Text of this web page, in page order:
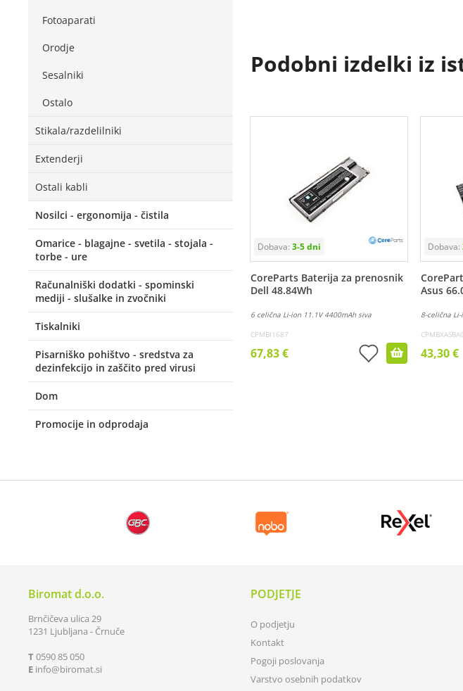
Fotoaparati
Orodje
Sesalniki
Ostalo
Stikala/razdelilniki
Extenderji
Ostali kabli
Nosilci - ergonomija - čistila
Omarice - blagajne - svetila - stojala -
torbe - ure
Računalniški dodatki - spominski
mediji - slušalke in zvočniki
Tiskalniki
Pisarniško pohištvo - sredstva za
dezinfekcijo in zaščito pred virusi
Dom
Promocije in odprodaja
Podobni izdelki iz
CoreParts Baterija za prenosnik
Dell 48.84Wh
6 celična Li-ion 11.1V 4400mAh siva
CPMBI1687
67,83 €
Asus
8-celična
43,30 €
Biromat d.o.o.
Brnčičeva ulica 29
1231 Ljubljana - Črnuče
T0590 85 050
E info biromat.si
PODJETJE
O podjetju
Kontakt
Pogoji poslovanja
Varstvo osebnih podatkov